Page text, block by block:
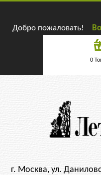
Добро пожаловать!
0
г. Москва, ул.